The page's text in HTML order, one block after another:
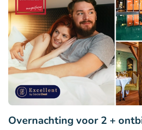
Overnachting voor 2 +